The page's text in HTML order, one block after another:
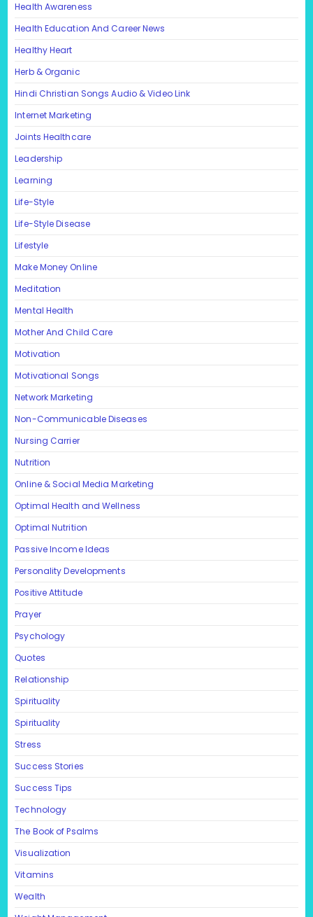
Health Awareness
Health Education And Career News
Healthy Heart
Herb & Organic
Hindi Christian Songs Audio & Video Link
Internet Marketing
Joints Healthcare
Leadership
Learning
Life-Style
Life-Style Disease
Lifestyle
Make Money Online
Meditation
Mental Health
Mother And Child Care
Motivation
Motivational Songs
Network Marketing
Non-Communicable Diseases
Nursing Carrier
Nutrition
Online & Social Media Marketing
Optimal Health and Wellness
Optimal Nutrition
Passive Income Ideas
Personality Developments
Positive Attitude
Prayer
Psychology
Quotes
Relationship
Spirituality
Spirituality
Stress
Success Stories
Success Tips
Technology
The Book of Psalms
Visualization
Vitamins
Wealth